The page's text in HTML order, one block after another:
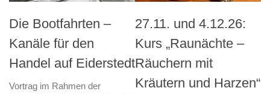
Die Bootfahrten –
Kanäle für den
Handel auf Eiderstedt
Vortrag im Rahmen der
27.11. und 4.12.26:
Kurs „Raunächte –
Räuchern mit
Kräutern und Harzen“